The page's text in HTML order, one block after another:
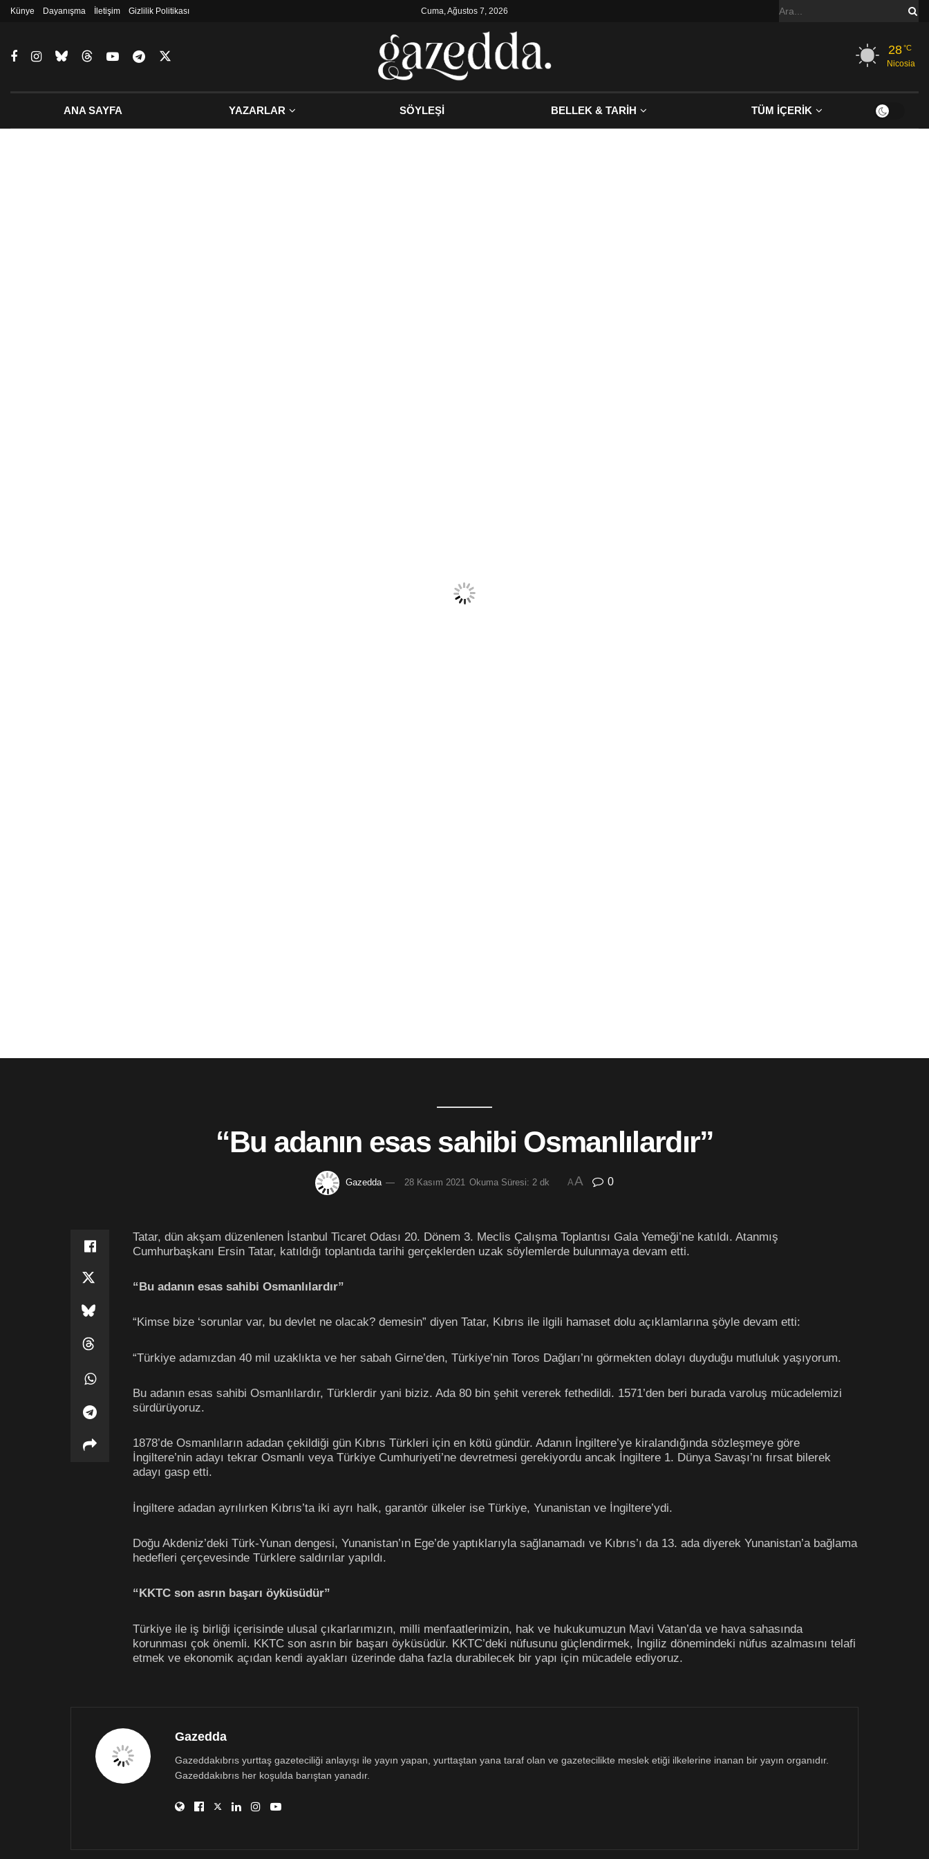
Künye Dayanışma İletişim Gizlilik Politikası Cuma, Ağustos 7, 2026
28°C
Nicosia
ANA SAYFA YAZARLAR SÖYLEŞİ BELLEK & TARİH TÜM İÇERİK
“Bu adanın esas sahibi Osmanlılardır”
Gazedda 28 Kasım 2021 Okuma Süresi: 2 dk AA 0
Tatar, dün akşam düzenlenen İstanbul Ticaret Odası 20. Dönem 3. Meclis Çalışma Toplantısı Gala Yemeği’ne katıldı. Atanmış
Cumhurbaşkanı Ersin Tatar, katıldığı toplantıda tarihi gerçeklerden uzak söylemlerde bulunmaya devam etti.
“Bu adanın esas sahibi Osmanlılardır”
“Kimse bize ‘sorunlar var, bu devlet ne olacak? demesin” diyen Tatar, Kıbrıs ile ilgili hamaset dolu açıklamlarına şöyle devam etti:
“Türkiye adamızdan 40 mil uzaklıkta ve her sabah Girne’den, Türkiye’nin Toros Dağları’nı görmekten dolayı duyduğu mutluluk yaşıyorum.
Bu adanın esas sahibi Osmanlılardır, Türklerdir yani biziz. Ada 80 bin şehit vererek fethedildi. 1571’den beri burada varoluş mücadelemizi
sürdürüyoruz.
1878’de Osmanlıların adadan çekildiği gün Kıbrıs Türkleri için en kötü gündür. Adanın İngiltere’ye kiralandığında sözleşmeye göre
İngiltere’nin adayı tekrar Osmanlı veya Türkiye Cumhuriyeti’ne devretmesi gerekiyordu ancak İngiltere 1. Dünya Savaşı’nı fırsat bilerek
adayı gasp etti.
İngiltere adadan ayrılırken Kıbrıs’ta iki ayrı halk, garantör ülkeler ise Türkiye, Yunanistan ve İngiltere’ydi.
Doğu Akdeniz’deki Türk-Yunan dengesi, Yunanistan’ın Ege’de yaptıklarıyla sağlanamadı ve Kıbrıs’ı da 13. ada diyerek Yunanistan’a bağlama
hedefleri çerçevesinde Türklere saldırılar yapıldı.
“KKTC son asrın başarı öyküsüdür”
Türkiye ile iş birliği içerisinde ulusal çıkarlarımızın, milli menfaatlerimizin, hak ve hukukumuzun Mavi Vatan’da ve hava sahasında
korunması çok önemli. KKTC son asrın bir başarı öyküsüdür. KKTC’deki nüfusunu güçlendirmek, İngiliz dönemindeki nüfus azalmasını telafi
etmek ve ekonomik açıdan kendi ayakları üzerinde daha fazla durabilecek bir yapı için mücadele ediyoruz.
Gazedda
Gazeddakıbrıs yurttaş gazeteciliği anlayışı ile yayın yapan, yurttaştan yana taraf olan ve gazetecilikte meslek etiği ilkelerine inanan bir yayın organıdır.
Gazeddakıbrıs her koşulda barıştan yanadır.